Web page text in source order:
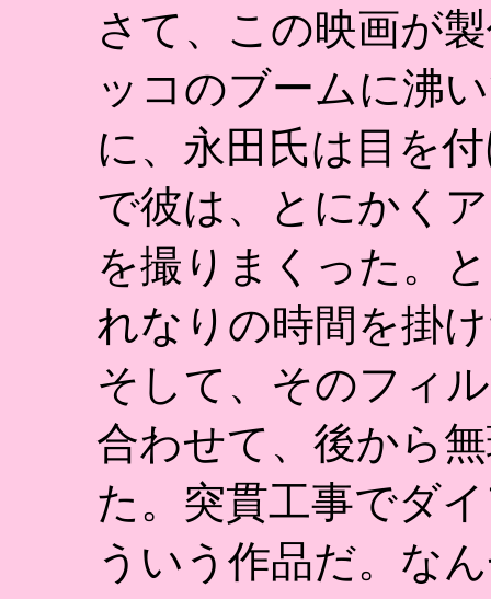
さて、この映画が
ッコのブームに沸
に、永田氏は目を
で彼は、とにかく
を撮りまくった。
れなりの時間を掛
そして、そのフィ
合わせて、後から
た。突貫工事でダ
ういう作品だ。な